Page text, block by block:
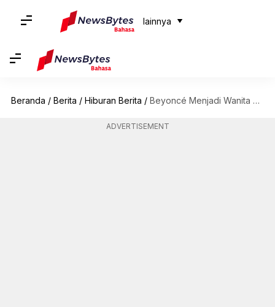
lainnya
Beranda / Berita / Hiburan Berita / Beyoncé Menjadi Wanita Kulit Hitam Pertama Yang Mengukir Rekor Billboard
ADVERTISEMENT